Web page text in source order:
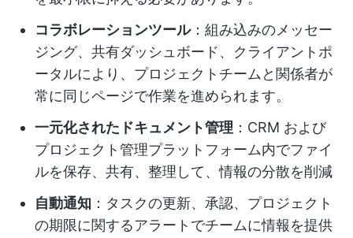
コラボレーションツール：組み込みのメッセー
ジング、共有ダッシュボード、クライアントポ
ータルにより、プロジェクトチームと関係者が
常に同じページで作業を進められます。
一元化されたドキュメント管理 ：CRM および
プロジェクト管理プラットフォーム内でファイ
ルを保存、共有、整理して、情報の分散を削減
自動通知 ：タスクの更新、承認、プロジェクト
の期限に関するアラートでチームに情報を提供